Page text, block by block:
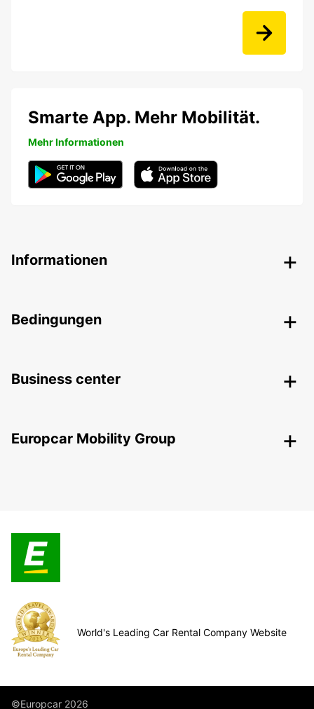
Smarte App. Mehr Mobilität.
Mehr Informationen
Informationen
Bedingungen
Business center
Europcar Mobility Group
World's Leading Car Rental Company Website
©Europcar 2026